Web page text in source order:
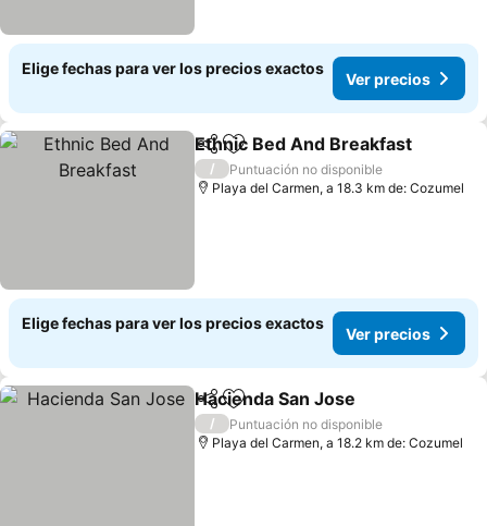
Elige fechas para ver los precios exactos
Ver precios
CompartirAgregar a favoritos
Ethnic Bed And Breakfast
/
Puntuación no disponible
Playa del Carmen, a 18.3 km de: Cozumel
Elige fechas para ver los precios exactos
Ver precios
CompartirAgregar a favoritos
Hacienda San Jose
/
Puntuación no disponible
Playa del Carmen, a 18.2 km de: Cozumel